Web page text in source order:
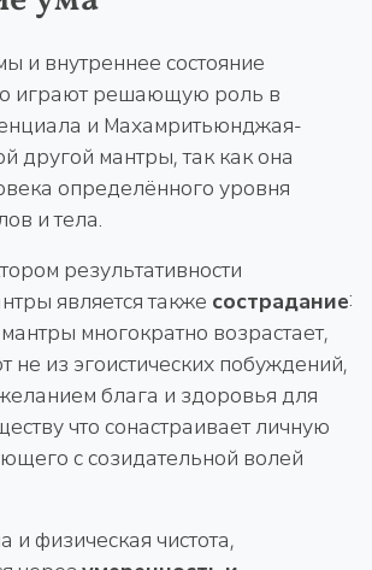
и внутреннее состояние
играют решающую роль в
и Махамритьюнджая-
другой мантры, так как она
определённого уровня
и тела.
результативности
является также сострадание:
многократно возрастает,
не из эгоистических побуждений,
блага и здоровья для
что сонастраивает личную
с созидательной волей
и физическая чистота,